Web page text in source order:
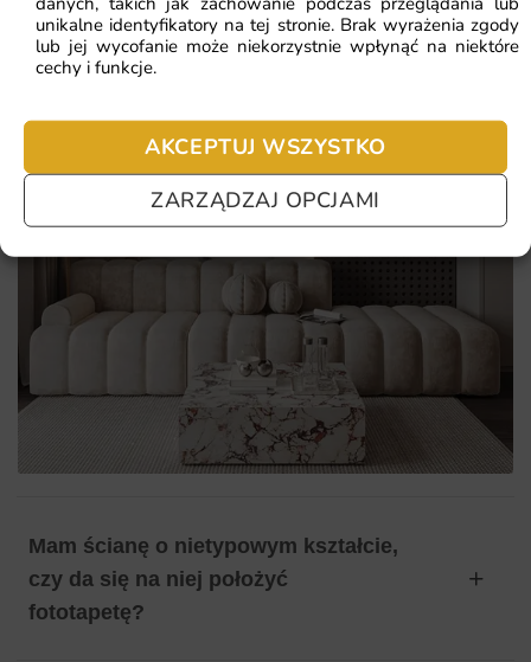
unikalne identyfikatory na tej stronie. Brak wyrażenia zgody
lub jej wycofanie może niekorzystnie wpłynąć na niektóre
cechy i funkcje.
AKCEPTUJ WSZYSTKO
ZARZĄDZAJ OPCJAMI
Mam ścianę o nietypowym kształcie,
czy da się na niej położyć
fototapetę?